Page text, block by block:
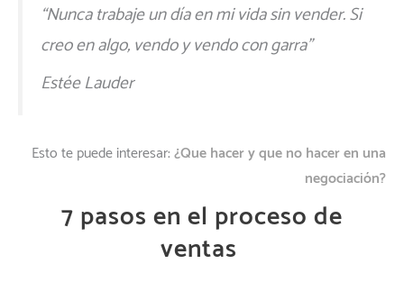
“Nunca trabaje un día en mi vida sin vender. Si
creo en algo, vendo y vendo con garra”
Estée Lauder
Esto te puede interesar:¿Que hacer y que no hacer en una
negociación?
7 pasos en el proceso de
ventas